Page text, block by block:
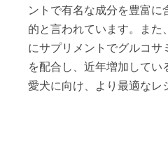
ントで有名な成分を豊富
的と言われています。また
にサプリメントでグルコサ
を配合し、近年増加してい
愛犬に向け、より最適なレ